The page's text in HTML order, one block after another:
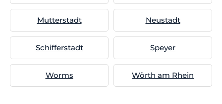
Mutterstadt Neustadt
Schifferstadt Speyer
Worms Wörth am Rhein